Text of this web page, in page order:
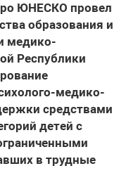
ЮНЕСКО провел
образования и
медико-
Республики
медико-
средствами
детей с
в трудные